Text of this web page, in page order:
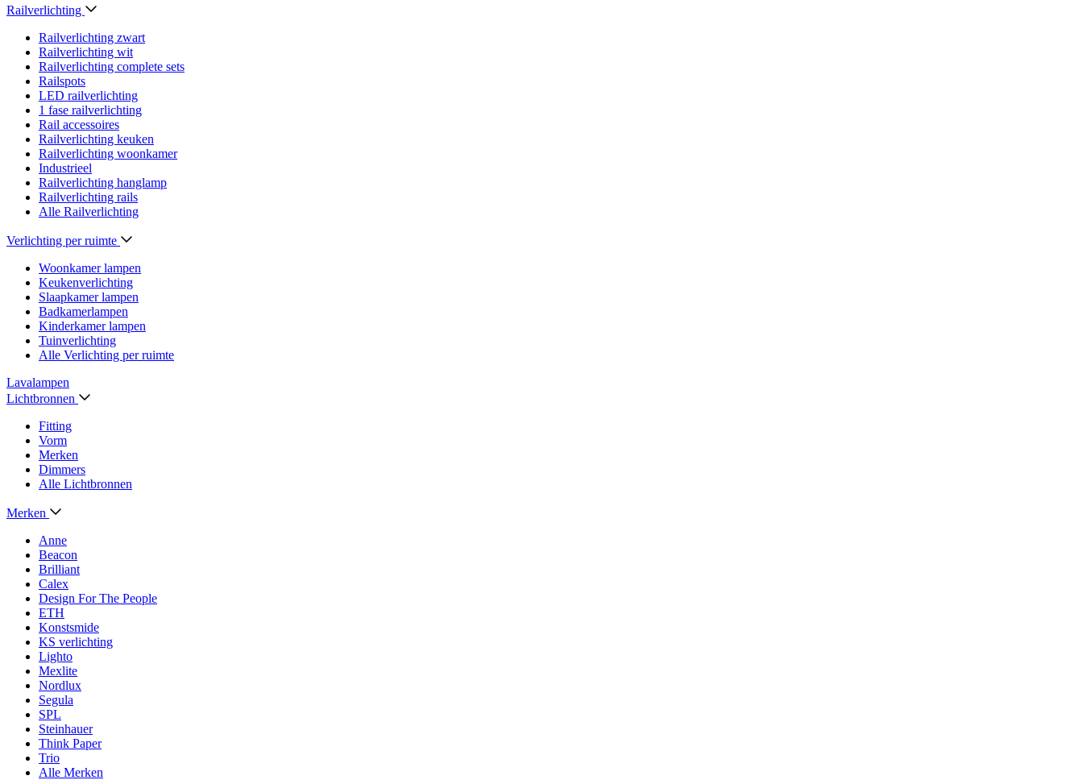
Railverlichting
Railverlichting zwart
Railverlichting wit
Railverlichting complete sets
Railspots
LED railverlichting
1 fase railverlichting
Rail accessoires
Railverlichting keuken
Railverlichting woonkamer
Industrieel
Railverlichting hanglamp
Railverlichting rails
Alle Railverlichting
Verlichting per ruimte
Woonkamer lampen
Keukenverlichting
Slaapkamer lampen
Badkamerlampen
Kinderkamer lampen
Tuinverlichting
Alle Verlichting per ruimte
Lavalampen
Lichtbronnen
Fitting
Vorm
Merken
Dimmers
Alle Lichtbronnen
Merken
Anne
Beacon
Brilliant
Calex
Design For The People
ETH
Konstsmide
KS verlichting
Lighto
Mexlite
Nordlux
Segula
SPL
Steinhauer
Think Paper
Trio
Alle Merken